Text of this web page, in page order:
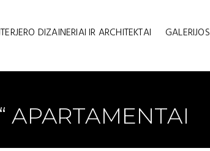
DIZAINERIAI IR ARCHITEKTAI GALERIJOS
APARTAMENTAI